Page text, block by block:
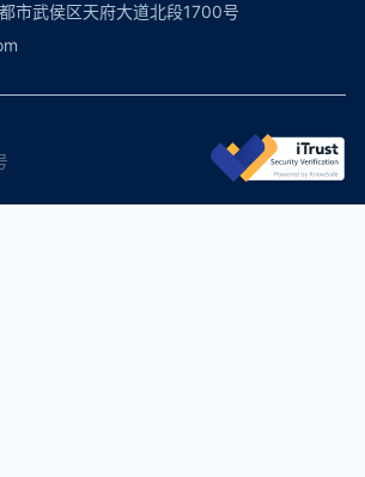
市武侯区天府大道北段1700号